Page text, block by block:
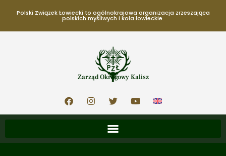
Polski Związek Łowiecki to ogólnokrajowa organizacja zrzeszająca
polskich myśliwych i koła łowieckie.
Zarząd Okręgowy Kalisz